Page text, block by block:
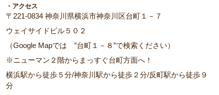
・アクセス
〒221-0834 神奈川県横浜市神奈川区台町１－７
ウェイサイドビル５０２
（Google Mapでは ”台町１－８”で検索ください）
※ニューマン２階からまっすぐ台町方面へ！
横浜駅から徒歩５分/神奈川駅から徒歩２分/反町駅から徒歩９
分